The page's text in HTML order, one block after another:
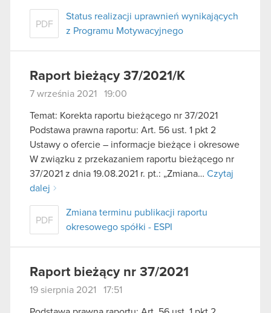
PDF
Status realizacji uprawnień wynikających
z Programu Motywacyjnego
Raport bieżący 37/2021/K
7 września 2021 19:00
Temat: Korekta raportu bieżącego nr 37/2021
Podstawa prawna raportu: Art. 56 ust. 1 pkt 2
Ustawy o ofercie – informacje bieżące i okresowe
W związku z przekazaniem raportu bieżącego nr
37/2021 z dnia 19.08.2021 r. pt.: „Zmiana… Czytaj
dalej
PDF
Zmiana terminu publikacji raportu
okresowego spółki - ESPI
Raport bieżący nr 37/2021
19 sierpnia 2021 17:51